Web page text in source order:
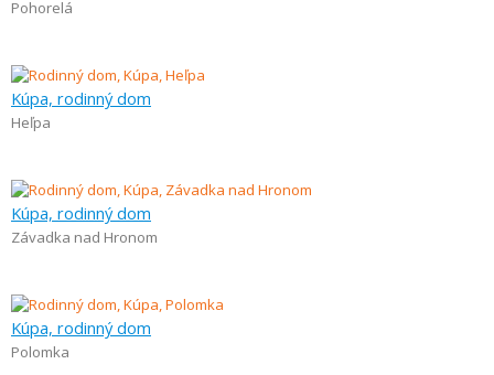
Pohorelá
Kúpa, rodinný dom
Heľpa
Kúpa, rodinný dom
Závadka nad Hronom
Kúpa, rodinný dom
Polomka